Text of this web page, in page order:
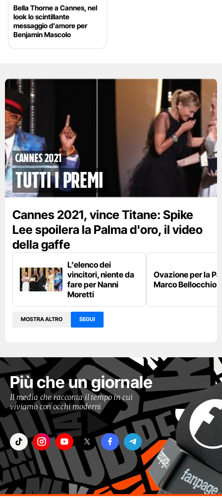
Bella Thorne a Cannes, nel
look lo scintillante
messaggio d’amore per
Benjamin Mascolo
Cannes 2021
Tutti i premi
Cannes 2021, vince Titane: Spike
Lee spoilera la Palma d'oro, il video
della gaffe
L'elenco dei
vincitori, niente da
fare per Nanni
Moretti
Ovazione per la
Marco Bellocchio
MOSTRA ALTRO SEGUI
Più che un giornale
Il media che racconta il tempo in cui
viviamo con occhi moderni